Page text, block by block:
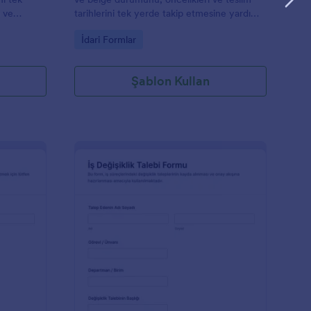
ve
tarihlerini tek yerde takip etmesine yardımcı
Go to Category:
İdari Formlar
Şablon Kullan